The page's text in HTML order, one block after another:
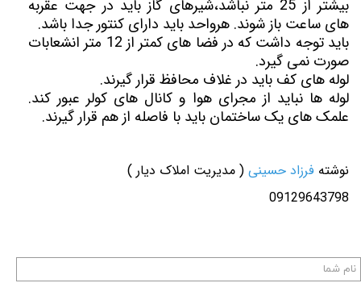
بیشتر از 25 متر نباشد،شیرهای گاز باید در جهت عقربه
های ساعت باز شوند. هرواحد باید دارای کنتور جدا باشد.
باید توجه داشت که در فضا های کمتر از 12 متر انشعابات
صورت نمی گیرد.
لوله های کف باید در غلاف محافظ قرار گیرند.
لوله ها نباید از مجرای هوا و کانال های کولر عبور کند.
علمک های یک ساختمان باید با فاصله از هم قرار گیرند.
نوشته فرزاد حسینی ( مدیریت املاک دیار )
09129643798